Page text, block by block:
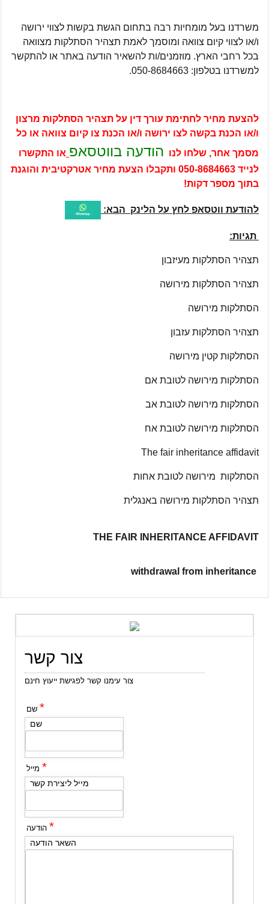
משרדנו בעל מומחיות רבה בתחום הגשת בקשות לצווי ירושה
ו/או לצווי קיום צוואה ומוסמך לאמת תצהיר הסתלקות מצוואה
בכל רחבי הארץ. מוזמנים/ות להשאיר הודעה באתר או להתקשר
למשרדנו בטלפון: 050-8684663.
להצעת מחיר לחתימת עורך דין על תצהיר הסתלקות מרצון
ו/או הכנת בקשה לצו ירושה ו/או הכנת צו קיום צוואה או כל
מסמך אחר, שלחו לנו הודעה בווטסאפ או התקשרו
לנייד 050-8684663 ותקבלו הצעת מחיר אטרקטיבית והוגנת
בתוך מספר דקות!
להודעת ווטסאפ לחץ על הלינק הבא:
תגיות:
תצהיר הסתלקות מעיזבון
תצהיר הסתלקות מירושה
הסתלקות מירושה
תצהיר הסתלקות עזבון
הסתלקות קטין מירושה
הסתלקות מירושה לטובת אם
הסתלקות מירושה לטובת אב
הסתלקות מירושה לטובת אח
The fair inheritance affidavit
הסתלקות מירושה לטובת אחות
תצהיר הסתלקות מירושה באנגלית
THE FAIR INHERITANCE AFFIDAVIT
withdrawal from inheritance
צור קשר
צור עימנו קשר לפגישת ייעוץ חינם
*
שם
*
מייל ליצירת קשר
*
השאר הודעה